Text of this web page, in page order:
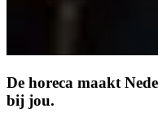
De horeca maakt
bij jou.